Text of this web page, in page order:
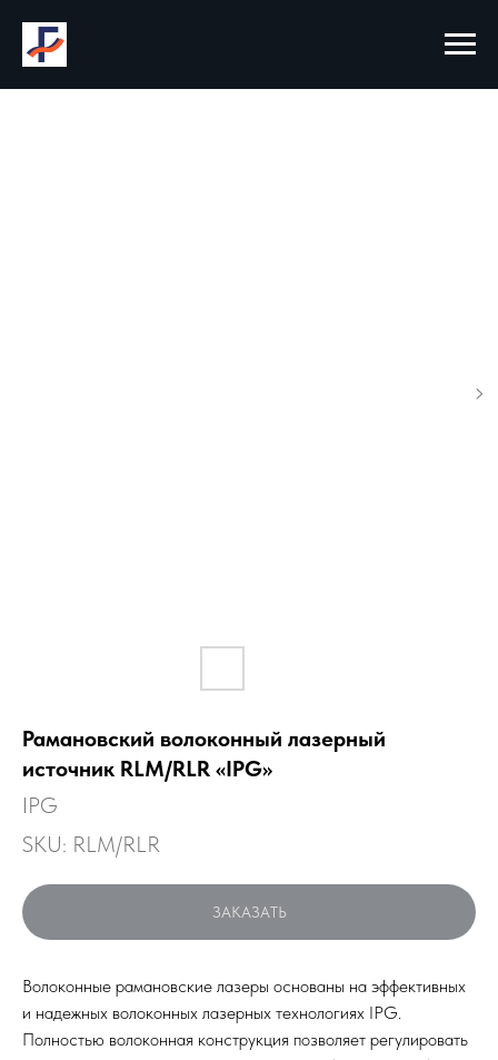
Рамановский волоконный лазерный
источник RLM/RLR «IPG»
IPG
SKU: RLM/RLR
ЗАКАЗАТЬ
Волоконные рамановские лазеры основаны на эффективных
и надежных волоконных лазерных технологиях IPG.
Полностью волоконная конструкция позволяет регулировать